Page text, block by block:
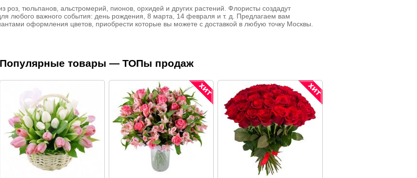
роз, тюльпанов, альстромерий, пионов, орхидей и других растений. Флористы создадут
любого важного события: день рождения, 8 марта, 14 февраля и т. д. Предлагаем вам
оформления цветов, приобрести которые вы можете с доставкой в любую точку Москвы.
Популярные товары — ТОПы продаж